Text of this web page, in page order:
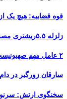
قوه قضاییه: هیچ یک
زلزله ۵.۵ریشتری مصر و فلسطین را لرزاند
۲ عامل مهم صهیونیست‌ها در جنگ‌های ۱۲ روزه و ۴۰ روزه اعدام شدند
سارقان زورگیر در
سخنگوی ارتش: سرنوشت ۳ خلبان ما هنوز